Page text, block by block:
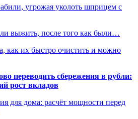
угрожая уколоть шприцем с
выжить, после того как были…
как их быстро очистить и можно
переводить сбережения в рубли:
рост вкладов
для дома: расчёт мощности перед